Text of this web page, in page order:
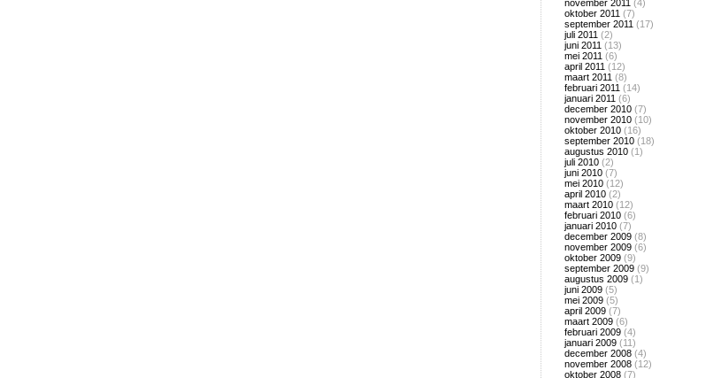
november 2011 (4)
oktober 2011 (7)
september 2011 (17)
juli 2011 (2)
juni 2011 (13)
mei 2011 (6)
april 2011 (12)
maart 2011 (8)
februari 2011 (14)
januari 2011 (6)
december 2010 (7)
november 2010 (10)
oktober 2010 (16)
september 2010 (18)
augustus 2010 (1)
juli 2010 (2)
juni 2010 (7)
mei 2010 (12)
april 2010 (2)
maart 2010 (12)
februari 2010 (6)
januari 2010 (7)
december 2009 (8)
november 2009 (6)
oktober 2009 (9)
september 2009 (9)
augustus 2009 (1)
juni 2009 (5)
mei 2009 (5)
april 2009 (7)
maart 2009 (6)
februari 2009 (4)
januari 2009 (11)
december 2008 (4)
november 2008 (12)
oktober 2008 (7)